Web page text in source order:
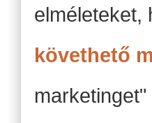
elméleteket,
követhető